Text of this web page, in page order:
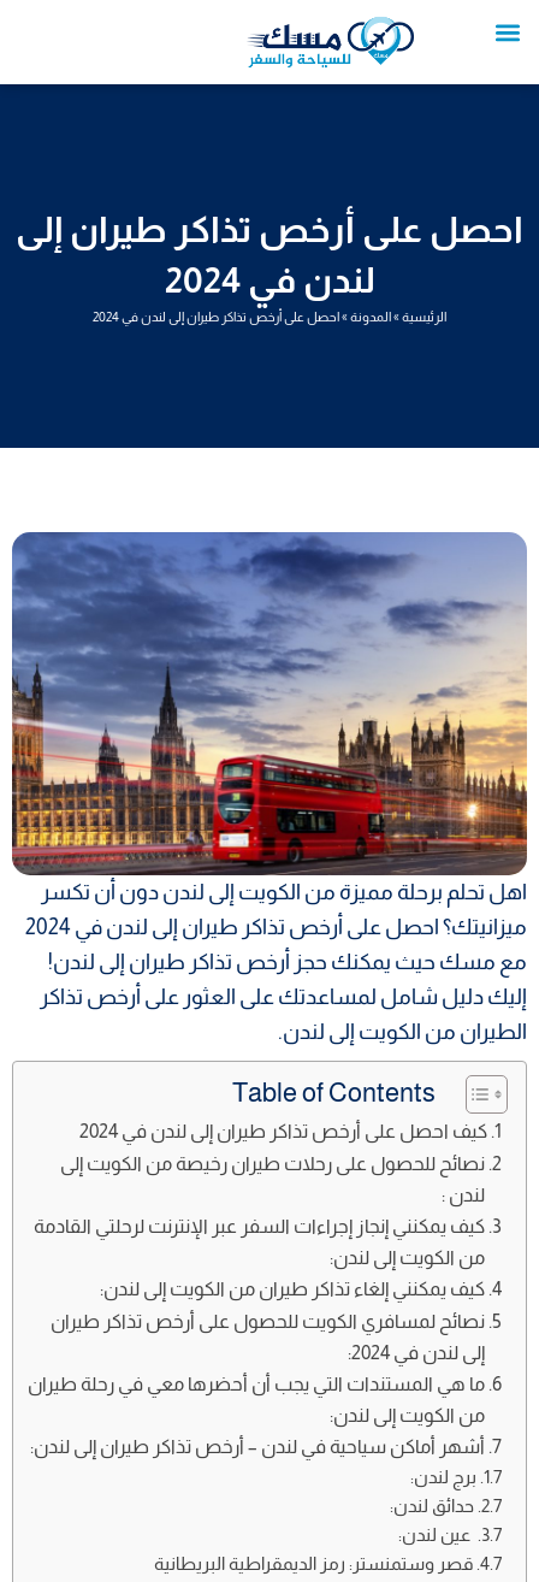
إلى
احصل على أرخص تذاكر طيران إلى
لندن في 2024
الرئيسية»المدونة»احصل على أرخص تذاكر طيران إلى لندن في 2024
اهل تحلم برحلة مميزة من الكويت إلى لندن دون أن تكسر
ميزانيتك؟ احصل على أرخص تذاكر طيران إلى لندن في 2024
مع مسك حيث يمكنك حجز أرخص تذاكر طيران إلى لندن!
إليك دليل شامل لمساعدتك على العثور على أرخص تذاكر
الطيران من الكويت إلى لندن.
Table of Contents
كيف احصل على أرخص تذاكر طيران إلى لندن في 2024
نصائح للحصول على رحلات طيران رخيصة من الكويت إلى
لندن :
كيف يمكنني إنجاز إجراءات السفر عبر الإنترنت لرحلتي القادمة
من الكويت إلى لندن:
كيف يمكنني إلغاء تذاكر طيران من الكويت إلى لندن:
نصائح لمسافري الكويت للحصول على أرخص تذاكر طيران
إلى لندن في 2024:
ما هي المستندات التي يجب أن أحضرها معي في رحلة طيران
من الكويت إلى لندن:
أشهر أماكن سياحية في لندن – أرخص تذاكر طيران إلى لندن:
برج لندن:
حدائق لندن:
عين لندن:
قصر وستمنستر: رمز الديمقراطية البريطانية